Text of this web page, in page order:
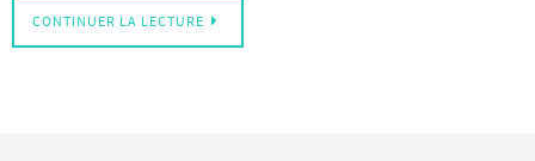
CONTINUER LA LECTURE